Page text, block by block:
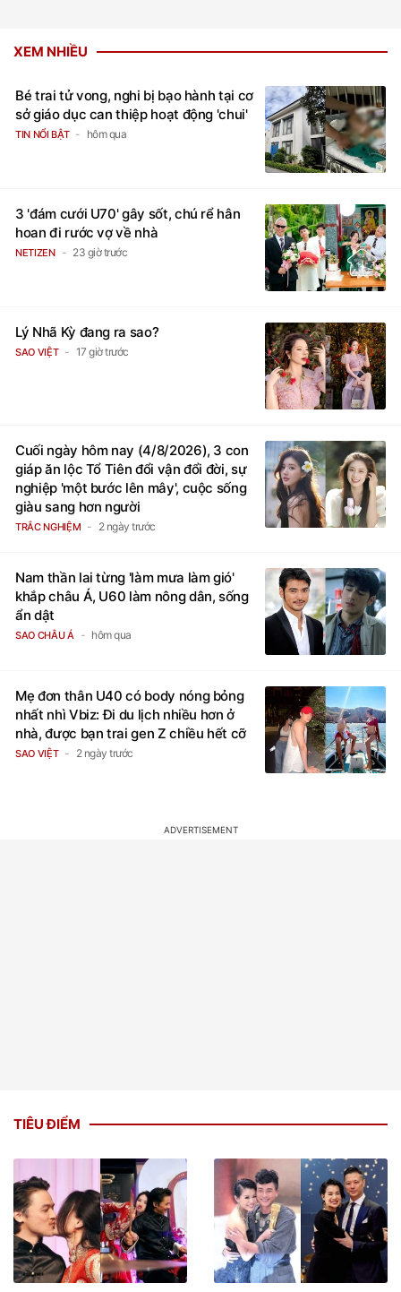
XEM NHIỀU
Bé trai tử vong, nghi bị bạo hành tại cơ
sở giáo dục can thiệp hoạt động 'chui'
TIN NỔI BẬT hôm qua
3 'đám cưới U70' gây sốt, chú rể hân
hoan đi rước vợ về nhà
NETIZEN 23 giờ trước
Lý Nhã Kỳ đang ra sao?
SAO VIỆT 17 giờ trước
Cuối ngày hôm nay (4/8/2026), 3 con
giáp ăn lộc Tổ Tiên đổi vận đổi đời, sự
nghiệp 'một bước lên mây', cuộc sống
giàu sang hơn người
TRẮC NGHIỆM 2 ngày trước
Nam thần lai từng 'làm mưa làm gió'
khắp châu Á, U60 làm nông dân, sống
ẩn dật
SAO CHÂU Á hôm qua
Mẹ đơn thân U40 có body nóng bỏng
nhất nhì Vbiz: Đi du lịch nhiều hơn ở
nhà, được bạn trai gen Z chiều hết cỡ
SAO VIỆT 2 ngày trước
TIÊU ĐIỂM